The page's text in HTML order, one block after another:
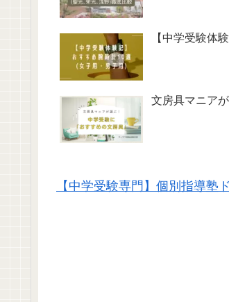
【中学受験体
文房具マニア
【中学受験専門】個別指導塾